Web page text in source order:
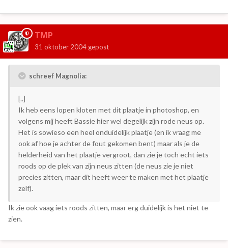
TMP
31 oktober 2004 gepost
schreef Magnolia:
[..]
Ik heb eens lopen kloten met dit plaatje in photoshop, en
volgens mij heeft Bassie hier wel degelijk zijn rode neus op.
Het is sowieso een heel onduidelijk plaatje (en ik vraag me
ook af hoe je achter de fout gekomen bent) maar als je de
helderheid van het plaatje vergroot, dan zie je toch echt iets
roods op de plek van zijn neus zitten (de neus zie je niet
precies zitten, maar dit heeft weer te maken met het plaatje
zelf).
Ik zie ook vaag iets roods zitten, maar erg duidelijk is het niet te
zien.